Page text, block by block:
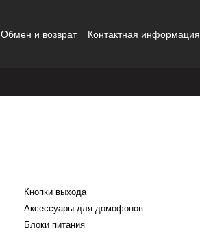
Обмен и возврат Контактная информация
Кнопки выхода
Аксессуары для домофонов
Блоки питания